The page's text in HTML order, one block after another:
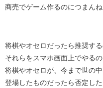
商売でゲーム作るのにつまん
将棋やオセロだったら推奨する
それらをスマホ画面上でやるの
将棋やオセロが、今まで世の
登場したものだったら否定し